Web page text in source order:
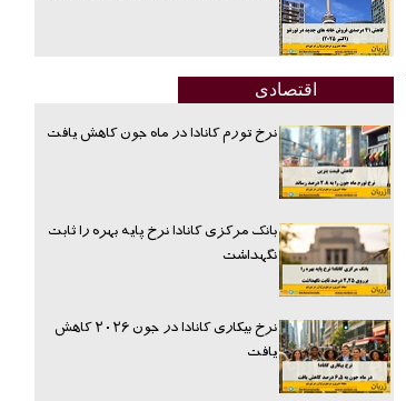
اقتصادی
نرخ تورم کانادا در ماه جون کاهش یافت
بانک مرکزی کانادا نرخ پایه بهره را ثابت
نگهداشت
نرخ بیکاری کانادا در جون ۲۰۲۶ کاهش
یافت